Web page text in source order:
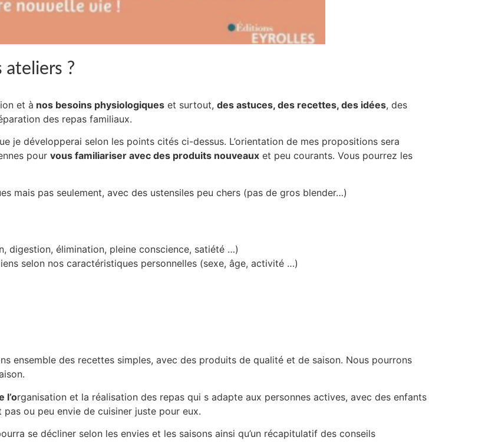
ateliers ?
et à nos besoins physiologiques et surtout, des astuces, des recettes, des idées, des
des repas familiaux.
je développerai selon les points cités ci-dessus. L’orientation de mes propositions sera
pour vous familiariser avec des produits nouveaux et peu courants. Vous pourrez les
mais pas seulement, avec des ustensiles peu chers (pas de gros blender…)
digestion, élimination, pleine conscience, satiété …)
selon nos caractéristiques personnelles (sexe, âge, activité …)
ensemble des recettes simples, avec des produits de qualité et de saison. Nous pourrons
l’organisation et la réalisation des repas qui s adapte aux personnes actives, avec des enfants
pas ou peu envie de cuisiner juste pour eux.
se décliner selon les envies et les saisons ainsi qu’un récapitulatif des conseils